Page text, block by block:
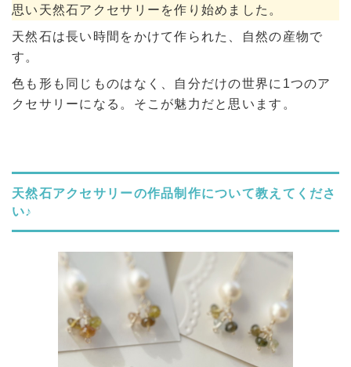
思い天然石アクセサリーを作り始めました。
天然石は長い時間をかけて作られた、自然の産物で
す。
色も形も同じものはなく、自分だけの世界に1つのア
クセサリーになる。そこが魅力だと思います。
天然石アクセサリーの作品制作について教えてくださ
い♪